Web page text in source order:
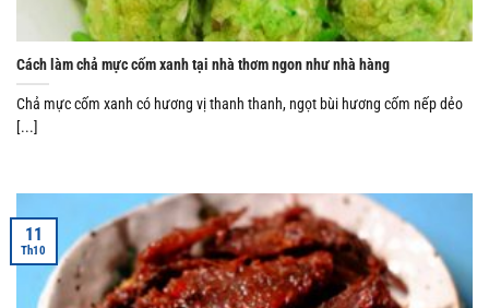
Cách làm chả mực cốm xanh tại nhà thơm ngon như nhà hàng
Chả mực cốm xanh có hương vị thanh thanh, ngọt bùi hương cốm nếp dẻo
[...]
11
Th10